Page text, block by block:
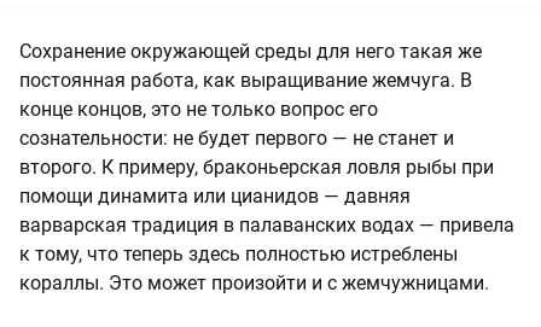
Сохранение окружающей среды для него такая же
постоянная работа, как выращивание жемчуга. В
конце концов, это не только вопрос его
сознательности: не будет первого — не станет и
второго. К примеру, браконьерская ловля рыбы при
помощи динамита или цианидов — давняя
варварская традиция в палаванских водах — привела
к тому, что теперь здесь полностью истреблены
кораллы. Это может произойти и с жемчужницами.